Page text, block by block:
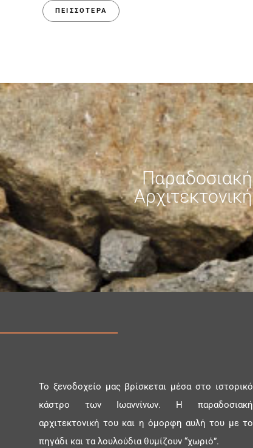
ΠΕΙΣΣΌΤΕΡΑ
Παραδοσιακή
Αρχιτεκτονική
Το ξενοδοχείο μας βρίσκεται μέσα στο ιστορικό
κάστρο των Ιωαννίνων. Η παραδοσιακή
αρχιτεκτονική του και η όμορφη αυλή του με το
πηγάδι και τα λουλούδια θυμίζουν “χωριό”.